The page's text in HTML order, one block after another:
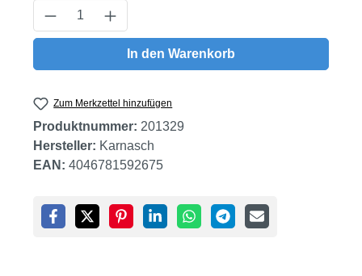
Produkt Anzahl: Gib den gewünschten
In den Warenkorb
Zum Merkzettel hinzufügen
Produktnummer: 201329
Hersteller: Karnasch
EAN: 4046781592675